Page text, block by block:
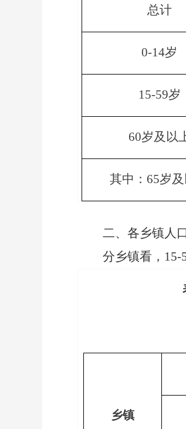
总计
0-14岁
15-59岁
60岁及以
其中： 65岁
二、各乡镇人
分乡镇看， 15-
乡镇